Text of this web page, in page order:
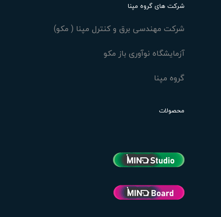
شرکت های گروه مپنا
شرکت مهندسی برق و کنترل مپنا ( مکو)
آزمایشگاه نوآوری باز مکو
گروه مپنا
محصولات